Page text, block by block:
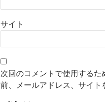
サイト
次回のコメントで使用するた
前、メールアドレス、サイト